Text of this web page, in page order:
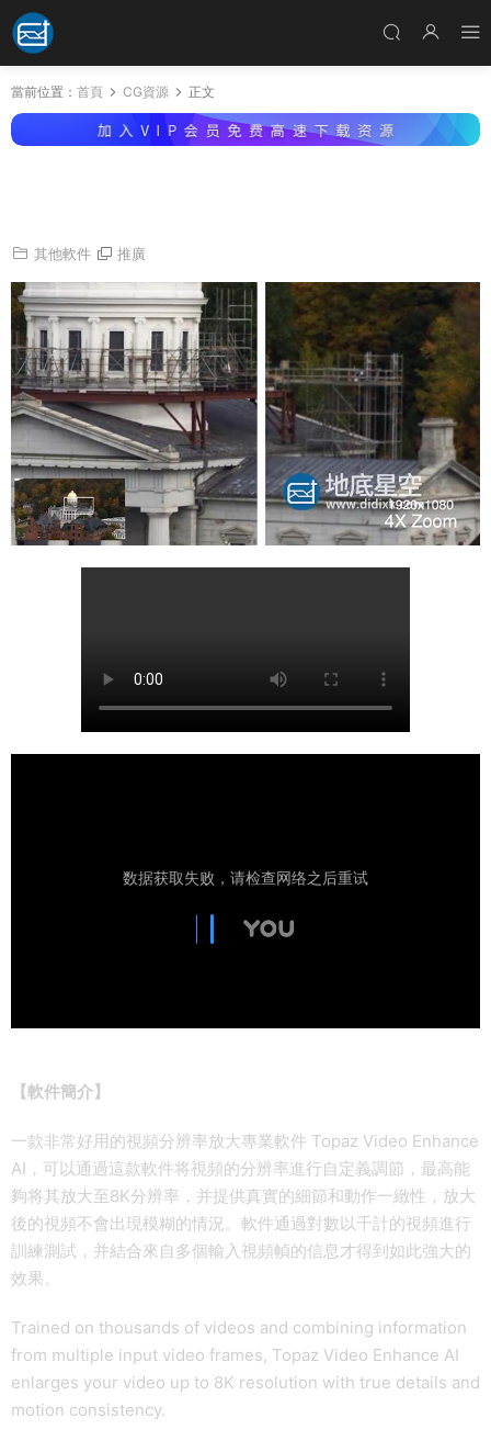
當前位置： 首頁 CG資源 正文
其他軟件 推廣
【軟件簡介】
一款非常好用的視頻分辨率放大專業軟件 Topaz Video Enhance
AI，可以通過這款軟件将視頻的分辨率進行自定義調節，最高能
夠将其放大至8K分辨率，并提供真實的細節和動作一緻性，放大
後的視頻不會出現模糊的情況。軟件通過對數以千計的視頻進行
訓練測試，并結合來自多個輸入視頻幀的信息才得到如此強大的
效果。
Trained on thousands of videos and combining information
from multiple input video frames, Topaz Video Enhance AI
enlarges your video up to 8K resolution with true details and
motion consistency.